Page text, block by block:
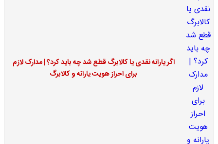
اگر یارانه نقدی یا کالابرگ قطع شد چه باید کرد؟ | مدارک لازم
برای احراز هویت یارانه و کالابرگ